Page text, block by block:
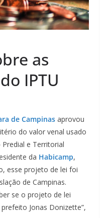
as
IPTU
de Campinas aprovou
do valor venal usado
e Territorial
da Habicamp,
esse projeto de lei foi
de Campinas.
se o projeto de lei
Jonas Donizette”,